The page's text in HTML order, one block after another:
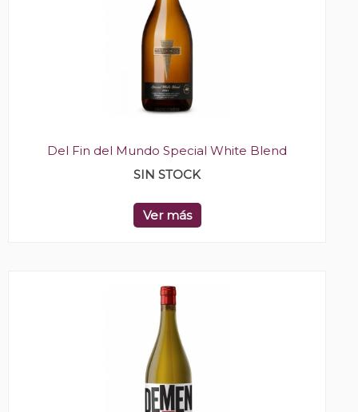
Del Fin del Mundo Special White Blend
SIN STOCK
Ver más